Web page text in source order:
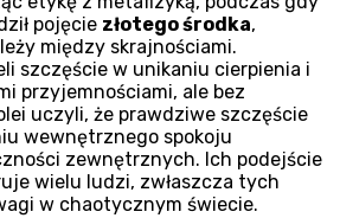
pojęcie złotego środka,
między skrajnościami.
szczęście w unikaniu cierpienia i
przyjemnościami, ale bez
uczyli, że prawdziwe szczęście
wewnętrznego spokoju
zewnętrznych. Ich podejście
wielu ludzi, zwłaszcza tych
w chaotycznym świecie.